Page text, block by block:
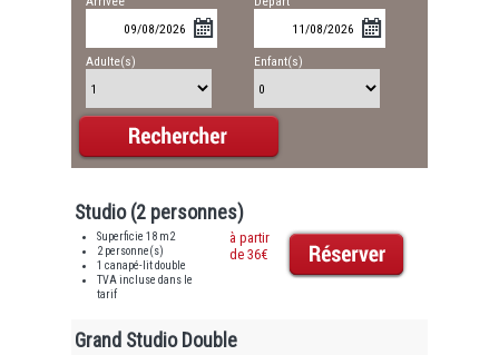
Adulte(s) Enfant(s)
Studio (2 personnes)
Superficie 18 m2
2 personne(s)
1 canapé-lit double
TVA incluse dans le
tarif
à partir
de 36€
Grand Studio Double